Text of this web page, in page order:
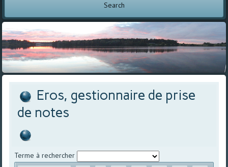
Search
Eros, gestionnaire de prise
de notes
Terme à rechercher